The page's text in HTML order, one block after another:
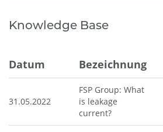
Knowledge Base
Datum Bezeichnung
31.05.2022
FSP Group: What
is leakage
current?